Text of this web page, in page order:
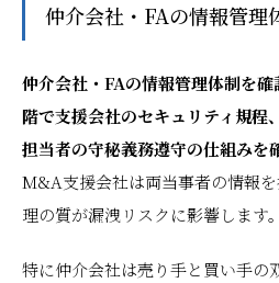
仲介会社・FAの情報管理
仲介会社・FAの情報管理体制を
階で支援会社のセキュリティ規程
担当者の守秘義務遵守の仕組みを
M&A支援会社は両当事者の情報
理の質が漏洩リスクに影響します。
特に仲介会社は売り手と買い手の